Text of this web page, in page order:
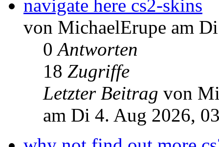
navigate here cs2-skins
von MichaelErupe am
0Antworten
18 Zugriffe
Letzter Beitrag von
am Di 4. Aug 2026,